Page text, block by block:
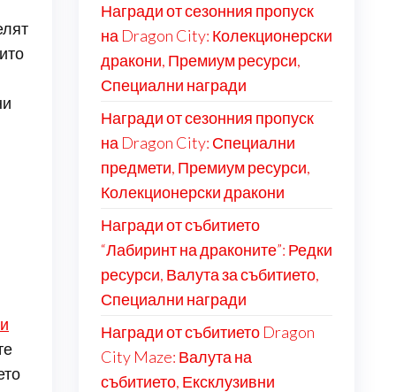
Награди от сезонния пропуск
на Dragon City: Колекционерски
дракони, Премиум ресурси,
Специални награди
Награди от сезонния пропуск
на Dragon City: Специални
предмети, Премиум ресурси,
Колекционерски дракони
Награди от събитието
“Лабиринт на драконите”: Редки
ресурси, Валута за събитието,
Специални награди
Награди от събитието Dragon
City Maze: Валута на
събитието, Ексклузивни